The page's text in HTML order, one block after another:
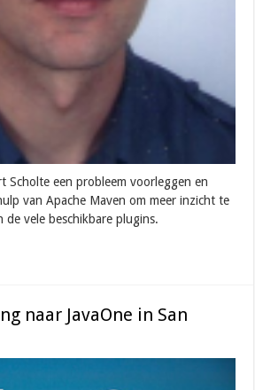
Scholte een probleem voorleggen en
van Apache Maven om meer inzicht te
de vele beschikbare plugins.
naar JavaOne in San